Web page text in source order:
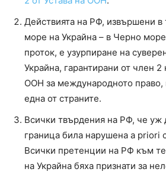
Действията на РФ, извършени в
море на Украйна – в Черно
проток, е узурпиране на
Украйна, гарантирани от член
ООН за международното право,
една от страните.
Всички твърдения на РФ, че уж
граница била нарушена a priori
Всички претенции на РФ към
на Украйна бяха признати за